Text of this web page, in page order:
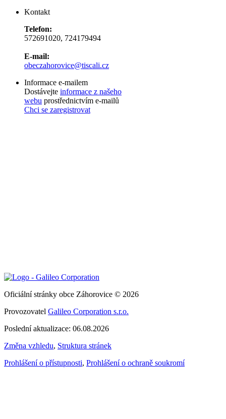
Kontakt
Telefon:
572691020, 724179494
E-mail:
obeczahorovice@tiscali.cz
Informace e-mailem
Dostávejte informace z našeho
webu prostřednictvím e-mailů
Chci se zaregistrovat
Oficiální stránky obce Záhorovice © 2026
Provozovatel Galileo Corporation s.r.o.
Poslední aktualizace: 06.08.2026
Změna vzhledu, Struktura stránek
Prohlášení o přístupnosti, Prohlášení o ochraně soukromí